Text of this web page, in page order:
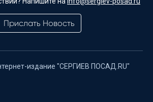
Прислать Новость
издание "СЕРГИЕВ ПОСАД.RU"